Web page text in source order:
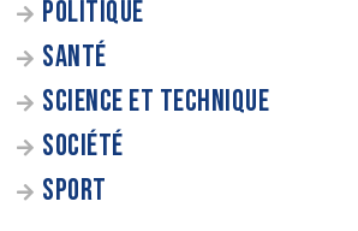
POLITIQUE
SANTÉ
SCIENCE ET TECHNIQUE
SOCIÉTÉ
SPORT